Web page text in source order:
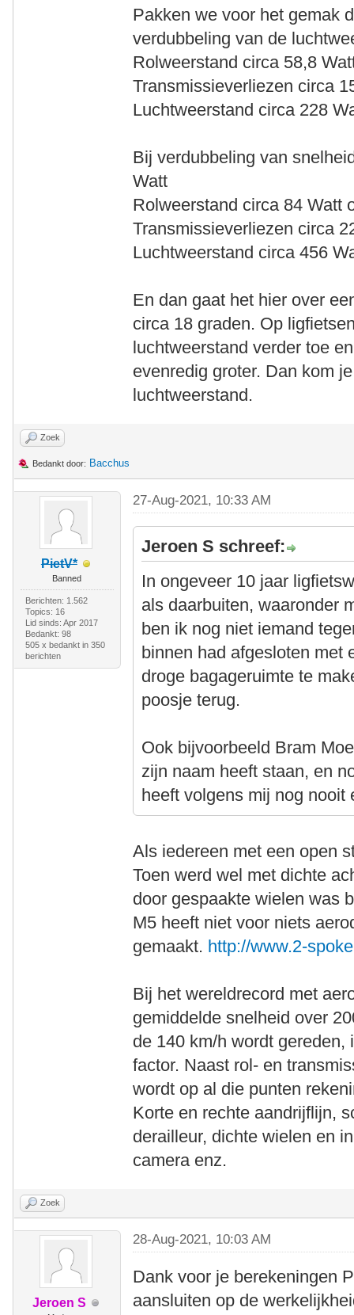
Pakken we voor het gemak
verdubbeling van de
Rolweerstand circa 58,8
Transmissieverliezen circa
Luchtweerstand circa 228
Bij verdubbeling van
Watt
Rolweerstand circa 84 Watt
Transmissieverliezen circa
Luchtweerstand circa 456
En dan gaat het hier over
circa 18 graden. Op
luchtweerstand verder toe
evenredig groter. Dan kom
luchtweerstand.
Zoek
Bedankt door: Bacchus
PietV*
Banned
Berichten: 1.562
Topics: 16
Lid sinds: Apr 2017
Bedankt: 98
505 x bedankt in 350
berichten
27-Aug-2021, 10:33 AM
Jeroen S schreef:
In ongeveer 10 jaar
als daarbuiten, waaronder
ben ik nog niet iemand
binnen had afgesloten met
droge bagageruimte te
poosje terug.
Ook bijvoorbeeld Bram
zijn naam heeft staan, en
heeft volgens mij nog
Als iedereen met een open
Toen werd wel met dichte
door gespaakte wielen was
M5 heeft niet voor niets
gemaakt. http://www.2-
Bij het wereldrecord met
gemiddelde snelheid over
de 140 km/h wordt
factor. Naast rol- en
wordt op al die punten
Korte en rechte aandrijflijn,
derailleur, dichte wielen en
camera enz.
Zoek
Jeroen S
28-Aug-2021, 10:03 AM
Dank voor je berekeningen
aansluiten op de